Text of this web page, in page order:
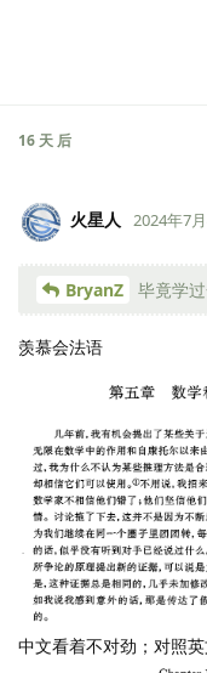
16 天 后
火星人 2024年7
BryanZ 毕竟学
羡慕会法语
中文看着不对劲；对照